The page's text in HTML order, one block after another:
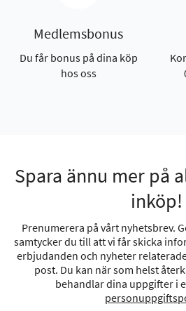
Medlemsbonus
Du får bonus på dina köp
hos oss
Spara ännu mer på
inköp!
Prenumerera på vårt nyhetsbrev.
samtycker du till att vi får skicka
erbjudanden och nyheter
post. Du kan när som helst
behandlar dina uppgifter i